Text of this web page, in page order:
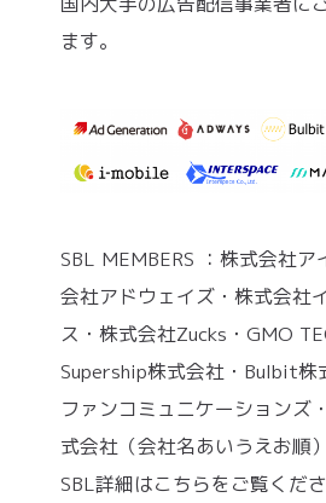
ます。
SBL MEMBERS ：株式会社ア
会社アドウェイズ・株式会社
ス・株式会社Zucks・GMO
Supership株式会社・Bulbit株
ファンコミュニケーションズ
式会社（会社名あいうえお順）
SBL詳細はこちらをご覧くださ